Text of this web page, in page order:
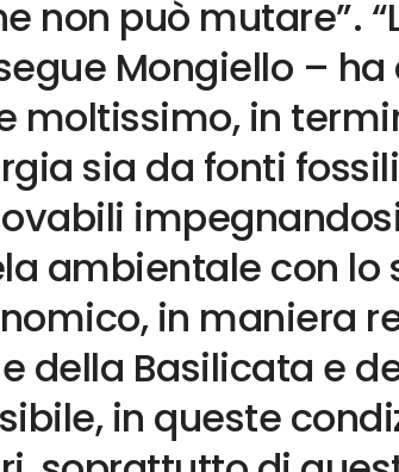
non può mutare”.
Mongiello –
moltissimo, in
sia da fonti
ambientale con lo
in maniera
della Basilicata e
in queste